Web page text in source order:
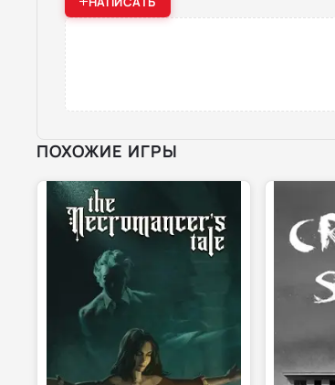
ПОХОЖИЕ ИГРЫ